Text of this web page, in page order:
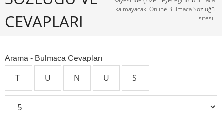
CEVAPLARI
kalmayacak. Online Bulmaca Sözlüğü
sitesi.
Arama - Bulmaca Cevapları